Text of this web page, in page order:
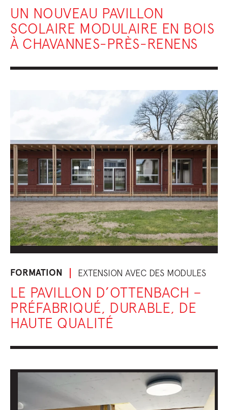
UN NOUVEAU PAVILLON
SCOLAIRE MODULAIRE EN BOIS
À CHAVANNES-PRÈS-RENENS
FORMATION EXTENSION AVEC DES MODULES
LE PAVILLON D’OTTENBACH –
PRÉFABRIQUÉ, DURABLE, DE
HAUTE QUALITÉ